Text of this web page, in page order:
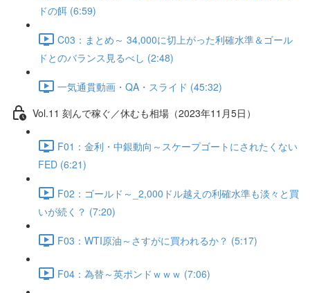
ドの餌 (6:59)
C03：まとめ～ 34,000に切上がった利確水準＆ゴール
ドとのバランス見るべし (2:48)
一気通貫動画・QA・スライド (45:32)
Vol.11 刻んで稼ぐ／休むも相場（2023年11月5日）
F01：金利・中銀動向～スケープゴートにされたくない
FED (6:21)
F02：ゴールド～_2,000ドル越えの利確水準も淡々と買
いが続く？ (7:20)
F03：WTI原油～さすがに買われるか？ (5:17)
F04：為替～英ポンドｗｗｗ (7:06)